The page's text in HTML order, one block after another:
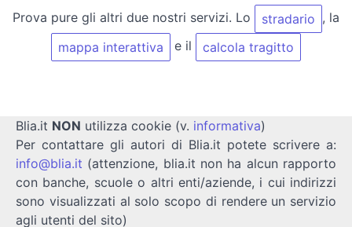
Prova pure gli altri due nostri servizi. Lo stradario , la
mappa interattiva
e il calcola tragitto
Blia.it NON utilizza cookie (v. informativa)
Per contattare gli autori di Blia.it potete scrivere a:
info@blia.it (attenzione, blia.it non ha alcun rapporto
con banche, scuole o altri enti/aziende, i cui indirizzi
sono visualizzati al solo scopo di rendere un servizio
agli utenti del sito)